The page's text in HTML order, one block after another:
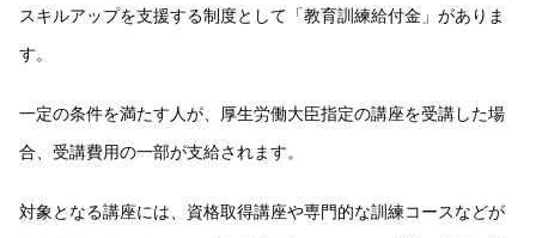
スキルアップを支援する制度として「教育訓練給付金」がありま
す。
一定の条件を満たす人が、厚生労働大臣指定の講座を受講した場
合、受講費用の一部が支給されます。
対象となる講座には、資格取得講座や専門的な訓練コースなどが